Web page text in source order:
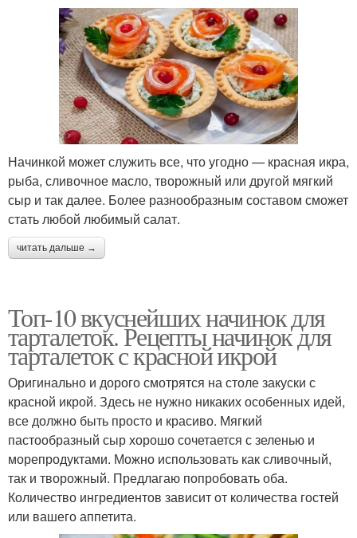
Начинкой может служить все, что угодно — красная икра,
рыба, сливочное масло, творожный или другой мягкий
сыр и так далее. Более разнообразным составом сможет
стать любой любимый салат.
читать дальше →
Топ-10 вкуснейших начинок для
тарталеток. Рецепты начинок для
тарталеток с красной икрой
Оригинально и дорого смотрятся на столе закуски с
красной икрой. Здесь не нужно никаких особенных идей,
все должно быть просто и красиво. Мягкий
пастообразный сыр хорошо сочетается с зеленью и
морепродуктами. Можно использовать как сливочный,
так и творожный. Предлагаю попробовать оба.
Количество ингредиентов зависит от количества гостей
или вашего аппетита.